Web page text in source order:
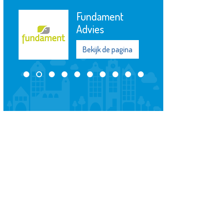
Fundament
Advies
Bekijk de pagina